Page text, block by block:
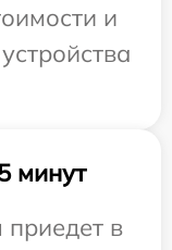
и
минут
в